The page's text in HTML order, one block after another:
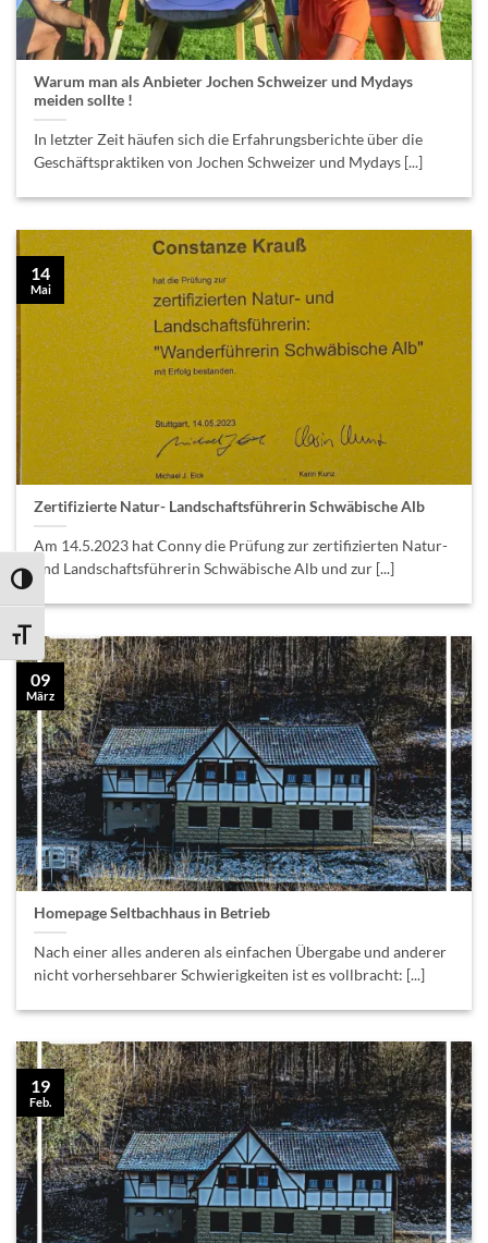
UMSCHALTEN AUF HOHE KONTRASTE
SCHRIFT VERGRÖSSERN
Warum man als Anbieter Jochen Schweizer und Mydays
meiden sollte !
In letzter Zeit häufen sich die Erfahrungsberichte über die
Geschäftspraktiken von Jochen Schweizer und Mydays [...]
Zertifizierte Natur- Landschaftsführerin Schwäbische Alb
Am 14.5.2023 hat Conny die Prüfung zur zertifizierten Natur-
und Landschaftsführerin Schwäbische Alb und zur [...]
14
Mai
Homepage Seltbachhaus in Betrieb
Nach einer alles anderen als einfachen Übergabe und anderer
nicht vorhersehbarer Schwierigkeiten ist es vollbracht: [...]
09
März
19
Feb.